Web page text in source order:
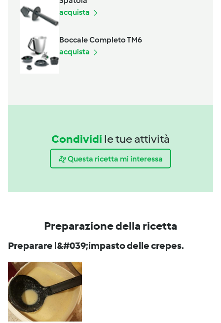
acquista
Boccale Completo TM6
acquista
Condividi le tue attività
Questa ricetta mi interessa
Preparazione della ricetta
Preparare l&#039;impasto delle crepes.